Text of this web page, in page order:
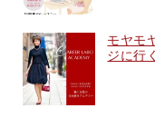
モヤモ
ジに行